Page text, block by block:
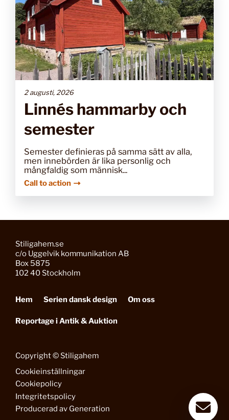
2 augusti, 2026
Linnés hammarby och
semester
Semester definieras på samma sätt av alla,
men innebörden är lika personlig och
mångfaldig som människ...
Call to action
Stiligahem.se
c/o Uggelvik kommunikation AB
Box 5875
102 40 Stockholm
Hem Serien dansk design Om oss
Reportage i Antik & Auktion
Copyright © Stiligahem
Cookieinställningar
Cookiepolicy
Integritetspolicy
Producerad av Generation